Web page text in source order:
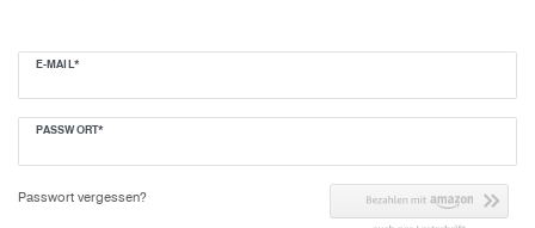
E-MAIL*
PASSWORT*
Passwort vergessen?